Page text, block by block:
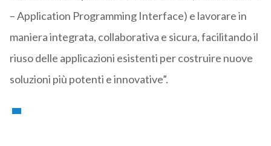
– Application Programming Interface) e lavorare in
maniera integrata, collaborativa e sicura, facilitando il
riuso delle applicazioni esistenti per costruire nuove
soluzioni più potenti e innovative”.